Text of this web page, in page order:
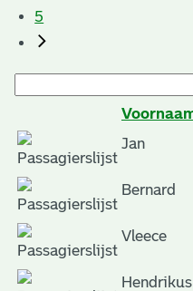
5
Jan
Bernard
Vleece
Hendrikus